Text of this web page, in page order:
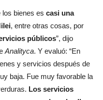
los bienes es casi una
, entre otras cosas, por
públicos”, dijo
Analityca. Y evaluó: “En
y servicios después de
baja. Fue muy favorable la
Los servicios